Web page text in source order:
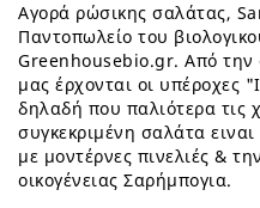
Αγορά ρώσικης σαλάτας,
Παντοπωλείο του
Greenhousebio.gr. Από την
μας έρχονται οι υπέροχες
δηλαδή που παλιότερα τις
συγκεκριμένη σαλάτα
με μοντέρνες πινελιές &
οικογένειας Σαρήμπογια.